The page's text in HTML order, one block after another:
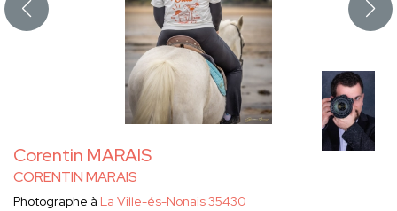
Corentin MARAIS
CORENTIN MARAIS
Photographe à La Ville-és-Nonais 35430